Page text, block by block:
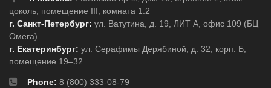
цоколь, помещение III, комната 1.2
г. Санкт-Петербург: ул. Ватутина, д. 19, ЛИТ А, офис 109 (БЦ
Омега)
г. Екатеринбург: ул. Серафимы Дерябиной, д. 32, корп. Б,
помещение 19–32
Phone: 8 (800) 333-08-79